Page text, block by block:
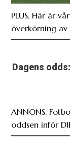
PLUS. Här är
överkörning av
Dagens
ANNONS.
oddsen inför